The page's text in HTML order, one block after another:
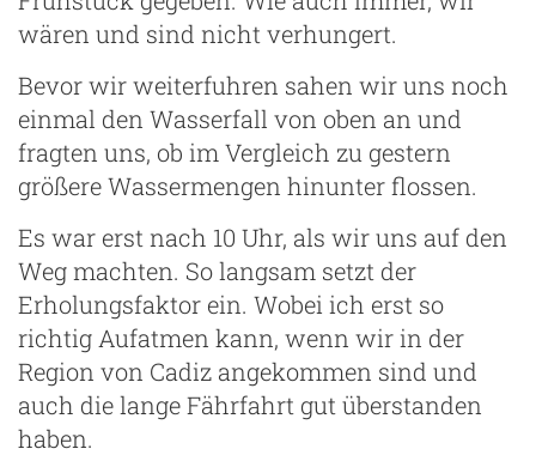
wären und sind nicht verhungert.
Bevor wir weiterfuhren sahen wir uns noch
einmal den Wasserfall von oben an und
fragten uns, ob im Vergleich zu gestern
größere Wassermengen hinunter flossen.
Es war erst nach 10 Uhr, als wir uns auf den
Weg machten. So langsam setzt der
Erholungsfaktor ein. Wobei ich erst so
richtig Aufatmen kann, wenn wir in der
Region von Cadiz angekommen sind und
auch die lange Fährfahrt gut überstanden
haben.